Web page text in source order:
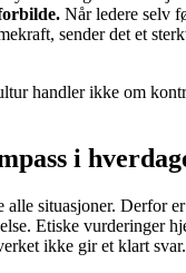
Når ledere selv
sender det et
handler ikke om
i
alle situasjoner. Derfor
Etiske vurderinger
ikke gir et klart svar.